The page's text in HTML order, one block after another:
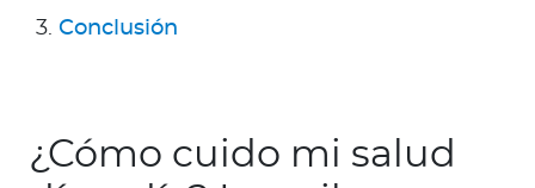
Conclusión
¿Cómo cuido mi salud